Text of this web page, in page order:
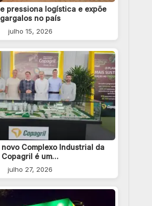
pressiona logística e expõe
gargalos no país
julho 15, 2026
Complexo Industrial da
Copagril é um…
julho 27, 2026